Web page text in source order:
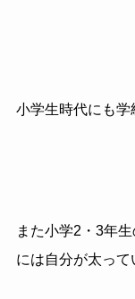
小学生時代にも学
また小学2・3年
には自分が太って